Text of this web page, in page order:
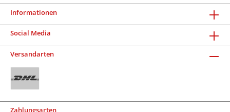
Informationen
Social Media
Versandarten
Zahlungsarten